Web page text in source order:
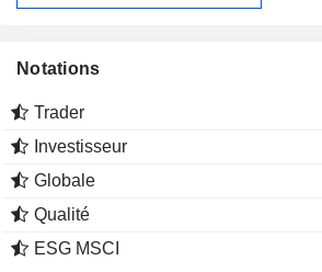
Notations
Trader
Investisseur
Globale
Qualité
ESG MSCI